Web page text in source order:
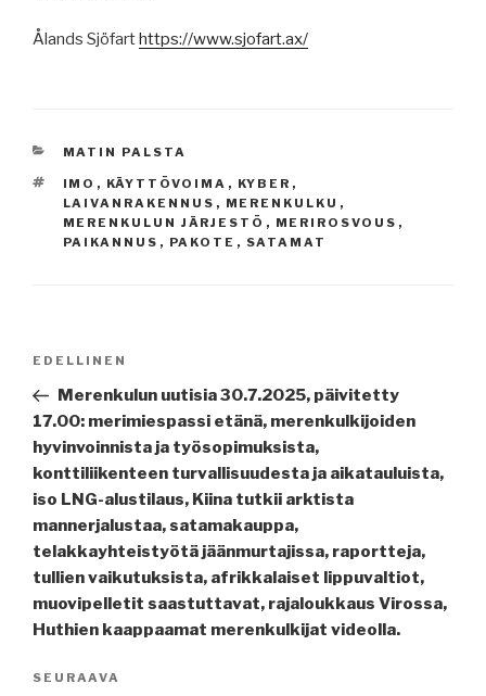
Ålands Sjöfarthttps://www.sjofart.ax/
KATEGORIAT
MATIN PALSTA
AVAINSANAT
IMO , KÄYTTÖVOIMA , KYBER ,
LAIVANRAKENNUS , MERENKULKU ,
MERENKULUN JÄRJESTÖ , MERIROSVOUS ,
PAIKANNUS , PAKOTE , SATAMAT
Edellinen
artikkeli
EDELLINEN
Merenkulun uutisia 30.7.2025, päivitetty
17.00: merimiespassi etänä, merenkulkijoiden
hyvinvoinnista ja työsopimuksista,
konttiliikenteen turvallisuudesta ja aikatauluista,
iso LNG-alustilaus, Kiina tutkii arktista
mannerjalustaa, satamakauppa,
telakkayhteistyötä jäänmurtajissa, raportteja,
tullien vaikutuksista, afrikkalaiset lippuvaltiot,
muovipelletit saastuttavat, rajaloukkaus Virossa,
Huthien kaappaamat merenkulkijat videolla.
Seuraava
SEURAAVA